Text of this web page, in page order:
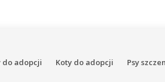
do adopcji Koty do adopcji Psy